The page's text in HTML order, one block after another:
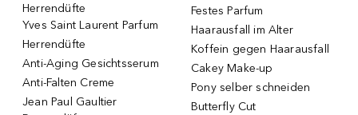
Herrendüfte
Yves Saint Laurent Parfum
Herrendüfte
Anti-Aging Gesichtsserum
Anti-Falten Creme
Jean Paul Gaultier
Festes Parfum
Haarausfall im Alter
Koffein gegen Haarausfall
Cakey Make-up
Pony selber schneiden
Butterfly Cut